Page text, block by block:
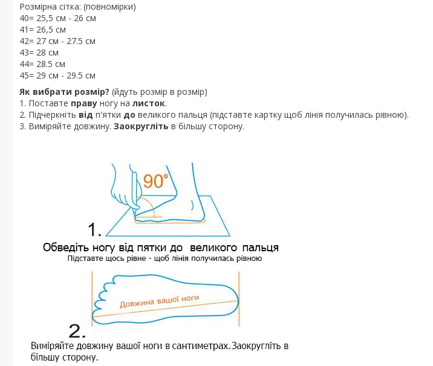
Розмірна сітка: (повномірки)
40= 25,5 см - 26 см
41= 26,5 см
42= 27 см - 27.5 см
43= 28 см
44= 28.5 см
45= 29 см - 29.5 см
Як вибрати розмір? (йдуть розмір в розмір)
1. Поставте праву ногу на листок.
2. Підчеркніть від п'ятки до великого пальця (підставте картку щоб лінія получилась рівною).
3. Виміряйте довжину. Заокругліть в більшу сторону.